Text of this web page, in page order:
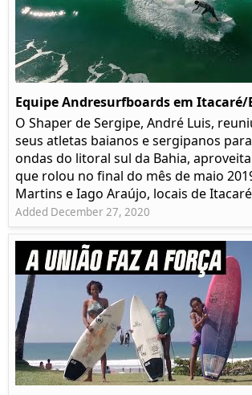
Equipe Andresurfboards em Itacaré/
O Shaper de Sergipe, André Luis,
seus atletas baianos e sergipanos
ondas do litoral sul da Bahia,
que rolou no final do mês de maio
Martins e Iago Araújo, locais de
Added December 27, 2020